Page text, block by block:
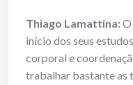
Thiago Lamattina:O
início dos seus
corporal e
trabalhar bastante as